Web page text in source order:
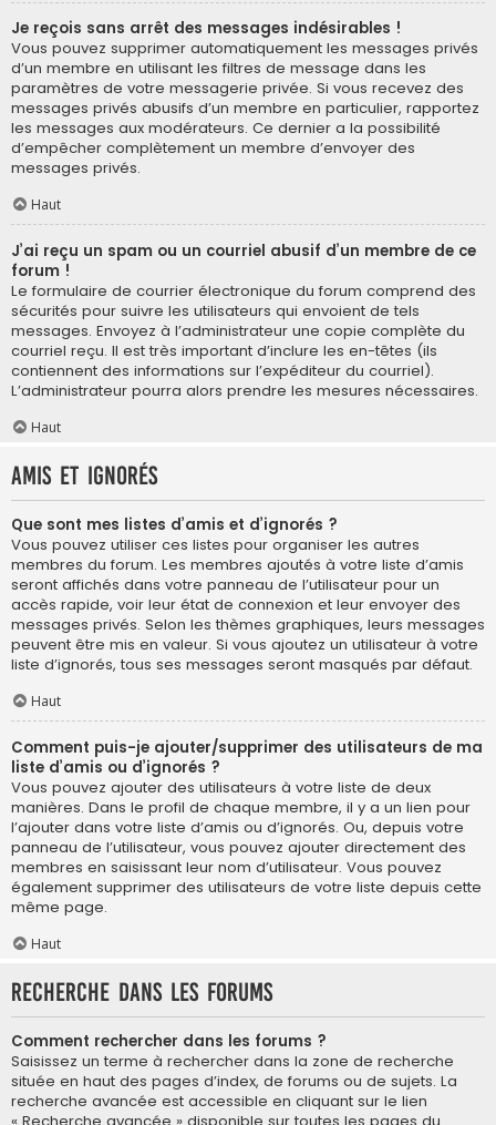
Je reçois sans arrêt des messages indésirables !
Vous pouvez supprimer automatiquement les messages privés
d’un membre en utilisant les filtres de message dans les
paramètres de votre messagerie privée. Si vous recevez des
messages privés abusifs d’un membre en particulier, rapportez
les messages aux modérateurs. Ce dernier a la possibilité
d’empêcher complètement un membre d’envoyer des
messages privés.
Haut
J’ai reçu un spam ou un courriel abusif d’un membre de ce
forum !
Le formulaire de courrier électronique du forum comprend des
sécurités pour suivre les utilisateurs qui envoient de tels
messages. Envoyez à l’administrateur une copie complète du
courriel reçu. Il est très important d’inclure les en-têtes (ils
contiennent des informations sur l’expéditeur du courriel).
L’administrateur pourra alors prendre les mesures nécessaires.
Haut
Amis et ignorés
Que sont mes listes d’amis et d’ignorés ?
Vous pouvez utiliser ces listes pour organiser les autres
membres du forum. Les membres ajoutés à votre liste d’amis
seront affichés dans votre panneau de l’utilisateur pour un
accès rapide, voir leur état de connexion et leur envoyer des
messages privés. Selon les thèmes graphiques, leurs messages
peuvent être mis en valeur. Si vous ajoutez un utilisateur à votre
liste d’ignorés, tous ses messages seront masqués par défaut.
Haut
Comment puis-je ajouter/supprimer des utilisateurs de ma
liste d’amis ou d’ignorés ?
Vous pouvez ajouter des utilisateurs à votre liste de deux
manières. Dans le profil de chaque membre, il y a un lien pour
l’ajouter dans votre liste d’amis ou d’ignorés. Ou, depuis votre
panneau de l’utilisateur, vous pouvez ajouter directement des
membres en saisissant leur nom d’utilisateur. Vous pouvez
également supprimer des utilisateurs de votre liste depuis cette
même page.
Haut
Recherche dans les forums
Comment rechercher dans les forums ?
Saisissez un terme à rechercher dans la zone de recherche
située en haut des pages d’index, de forums ou de sujets. La
recherche avancée est accessible en cliquant sur le lien